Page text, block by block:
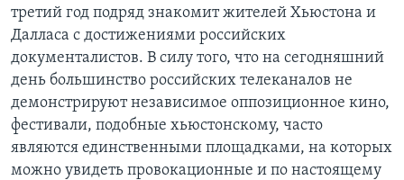
Языки
третий год подряд знакомит жителей Хьюстона и
Далласа с достижениями российских
документалистов. В силу того, что на сегодняшний
день большинство российских телеканалов не
демонстрируют независимое оппозиционное кино,
фестивали, подобные хьюстонскому, часто
являются единственными площадками, на которых
можно увидеть провокационные и по настоящему